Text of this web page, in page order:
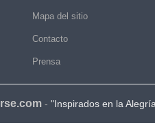
Mapa del sitio
Contacto
Prensa
- "Inspirados en la